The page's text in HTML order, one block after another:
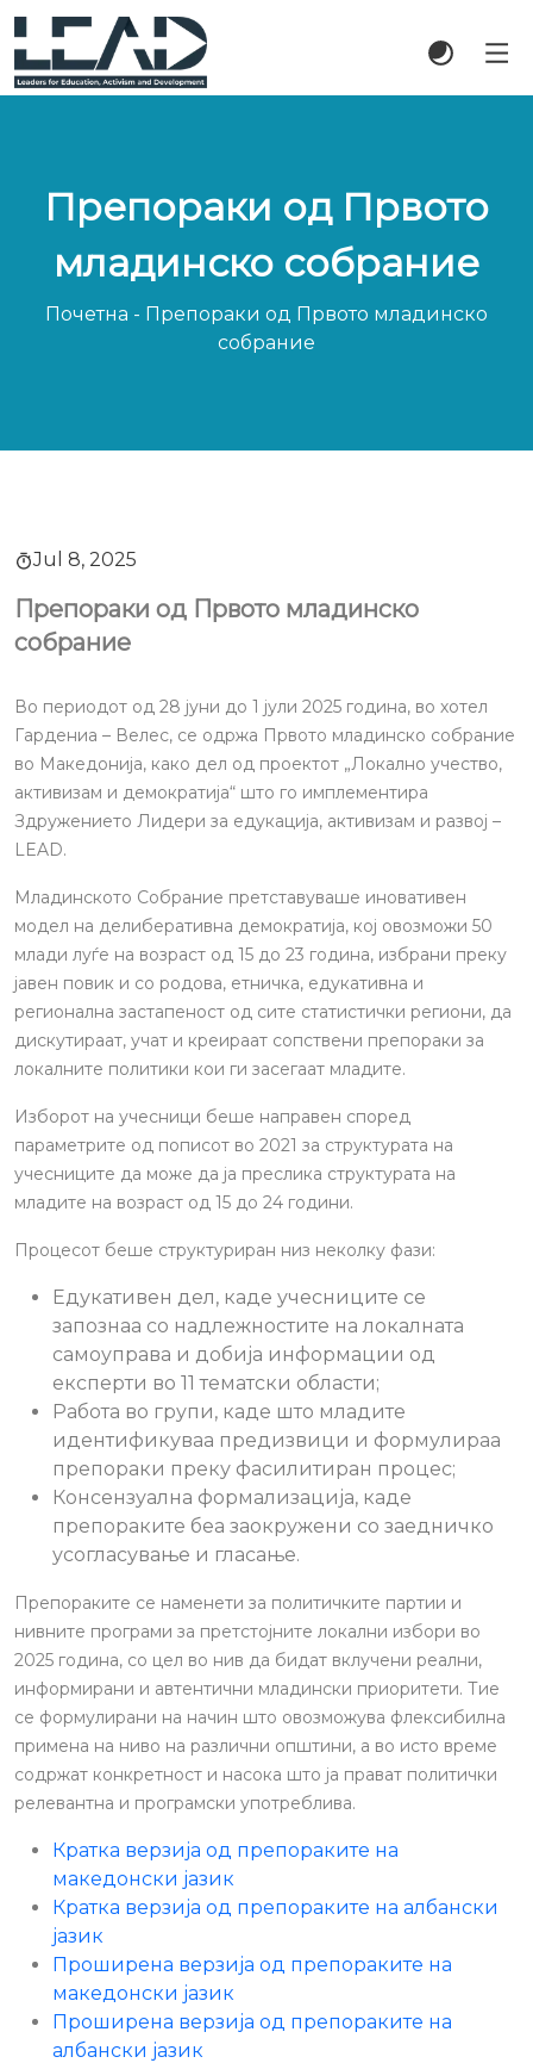
Препораки од Првото
младинско собрание
Почетна - Препораки од Првото младинско
собрание
Jul 8, 2025
Препораки од Првото младинско
собрание
Во периодот од 28 јуни до 1 јули 2025 година, во хотел
Гардениа – Велес, се одржа Првото младинско собрание
во Македонија, како дел од проектот „Локално учество,
активизам и демократија“ што го имплементира
Здружението Лидери за едукација, активизам и развој –
LEAD.
Младинското Собрание претставуваше иновативен
модел на делиберативна демократија, кој овозможи 50
млади луѓе на возраст од 15 до 23 година, избрани преку
јавен повик и со родова, етничка, едукативна и
регионална застапеност од сите статистички региони, да
дискутираат, учат и креираат сопствени препораки за
локалните политики кои ги засегаат младите.
Изборот на учесници беше направен според
параметрите од пописот во 2021 за структурата на
учесниците да може да ја преслика структурата на
младите на возраст од 15 до 24 години.
Процесот беше структуриран низ неколку фази:
Едукативен дел, каде учесниците се
запознаа со надлежностите на локалната
самоуправа и добија информации од
експерти во 11 тематски области;
Работа во групи, каде што младите
идентификуваа предизвици и формулираа
препораки преку фасилитиран процес;
Консензуална формализација, каде
препораките беа заокружени со заедничко
усогласување и гласање.
Препораките се наменети за политичките партии и
нивните програми за претстојните локални избори во
2025 година, со цел во нив да бидат вклучени реални,
информирани и автентични младински приоритети. Тие
се формулирани на начин што овозможува флексибилна
примена на ниво на различни општини, а во исто време
содржат конкретност и насока што ја прават политички
релевантна и програмски употреблива.
Кратка верзија од препораките на
македонски јазик
Кратка верзија од препораките на албански
јазик
Проширена верзија од препораките на
македонски јазик
Проширена верзија од препораките на
албански јазик